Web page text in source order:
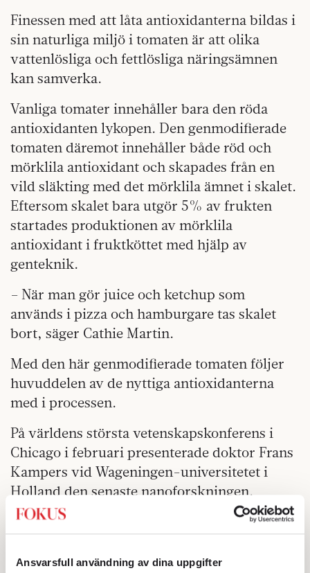
Ansvarsfull användning av dina uppgifter
Finessen med att låta antioxidanterna bildas i
sin naturliga miljö i tomaten är att olika
vattenlösliga och fettlösliga näringsämnen
kan samverka.
Vanliga tomater innehåller bara den röda
antioxidanten lykopen. Den genmodifierade
tomaten däremot innehåller både röd och
mörklila antioxidant och skapades från en
vild släkting med det mörklila ämnet i skalet.
Eftersom skalet bara utgör 5% av frukten
startades produktionen av mörklila
antioxidant i fruktköttet med hjälp av
genteknik.
– När man gör juice och ketchup som
används i pizza och hamburgare tas skalet
bort, säger Cathie Martin.
Med den här genmodifierade tomaten följer
huvuddelen av de nyttiga antioxidanterna
med i processen.
På världens största vetenskapskonferens i
Chicago i februari presenterade doktor Frans
Kampers vid Wageningen-universitetet i
Holland den senaste nanoforskningen.
Nanotekniken ger kunskap på molekylnivå
om hur smakämnen frigörs i munnen och hur